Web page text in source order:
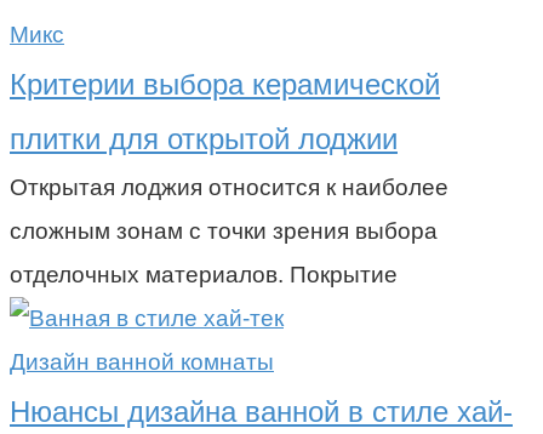
Микс
Критерии выбора керамической
плитки для открытой лоджии
Открытая лоджия относится к наиболее
сложным зонам с точки зрения выбора
отделочных материалов. Покрытие
Дизайн ванной комнаты
Нюансы дизайна ванной в стиле хай-